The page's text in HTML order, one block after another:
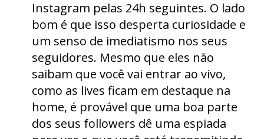
Instagram pelas 24h seguintes. O lado
bom é que isso desperta curiosidade e
um senso de imediatismo nos seus
seguidores. Mesmo que eles não
saibam que você vai entrar ao vivo,
como as lives ficam em destaque na
home, é provável que uma boa parte
dos seus followers dê uma espiada